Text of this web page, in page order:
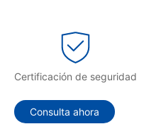
Certificación de seguridad
Consulta ahora